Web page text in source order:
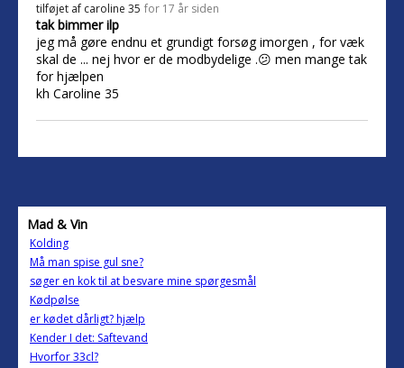
tilføjet af caroline 35 for 17 år siden
tak bimmer ilp
jeg må gøre endnu et grundigt forsøg imorgen , for væk
skal de ... nej hvor er de modbydelige .😕 men mange tak
for hjælpen
kh Caroline 35
Mad & Vin
Kolding
Må man spise gul sne?
søger en kok til at besvare mine spørgesmål
Kødpølse
er kødet dårligt? hjælp
Kender I det: Saftevand
Hvorfor 33cl?